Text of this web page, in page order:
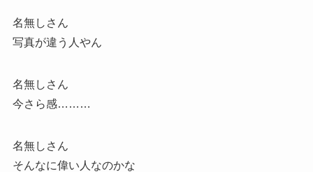
名無しさん
写真が違う人やん
名無しさん
今さら感………
名無しさん
そんなに偉い人なのかな